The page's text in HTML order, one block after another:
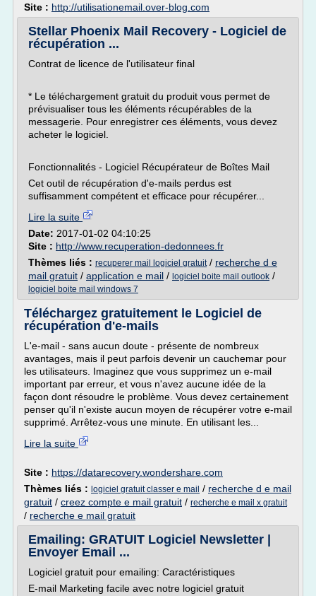
Site : http://utilisationemail.over-blog.com
Stellar Phoenix Mail Recovery - Logiciel de
récupération ...
Contrat de licence de l'utilisateur final
* Le téléchargement gratuit du produit vous permet de
prévisualiser tous les éléments récupérables de la
messagerie. Pour enregistrer ces éléments, vous devez
acheter le logiciel.
Fonctionnalités - Logiciel Récupérateur de Boîtes Mail
Cet outil de récupération d'e-mails perdus est
suffisamment compétent et efficace pour récupérer...
Lire la suite
Date: 2017-01-02 04:10:25
Site : http://www.recuperation-dedonnees.fr
Thèmes liés : recuperer mail logiciel gratuit/ recherche d e
mail gratuit / application e mail / logiciel boite mail outlook /
logiciel boite mail windows 7
Téléchargez gratuitement le Logiciel de
récupération d'e-mails
L'e-mail - sans aucun doute - présente de nombreux
avantages, mais il peut parfois devenir un cauchemar pour
les utilisateurs. Imaginez que vous supprimez un e-mail
important par erreur, et vous n'avez aucune idée de la
façon dont résoudre le problème. Vous devez certainement
penser qu'il n'existe aucun moyen de récupérer votre e-mail
supprimé. Arrêtez-vous une minute. En utilisant les...
Lire la suite
Site : https://datarecovery.wondershare.com
Thèmes liés : logiciel gratuit classer e mail / recherche d e mail
gratuit / creez compte e mail gratuit / recherche e mail x gratuit
/ recherche e mail gratuit
Emailing: GRATUIT Logiciel Newsletter |
Envoyer Email ...
Logiciel gratuit pour emailing: Caractéristiques
E-mail Marketing facile avec notre logiciel gratuit